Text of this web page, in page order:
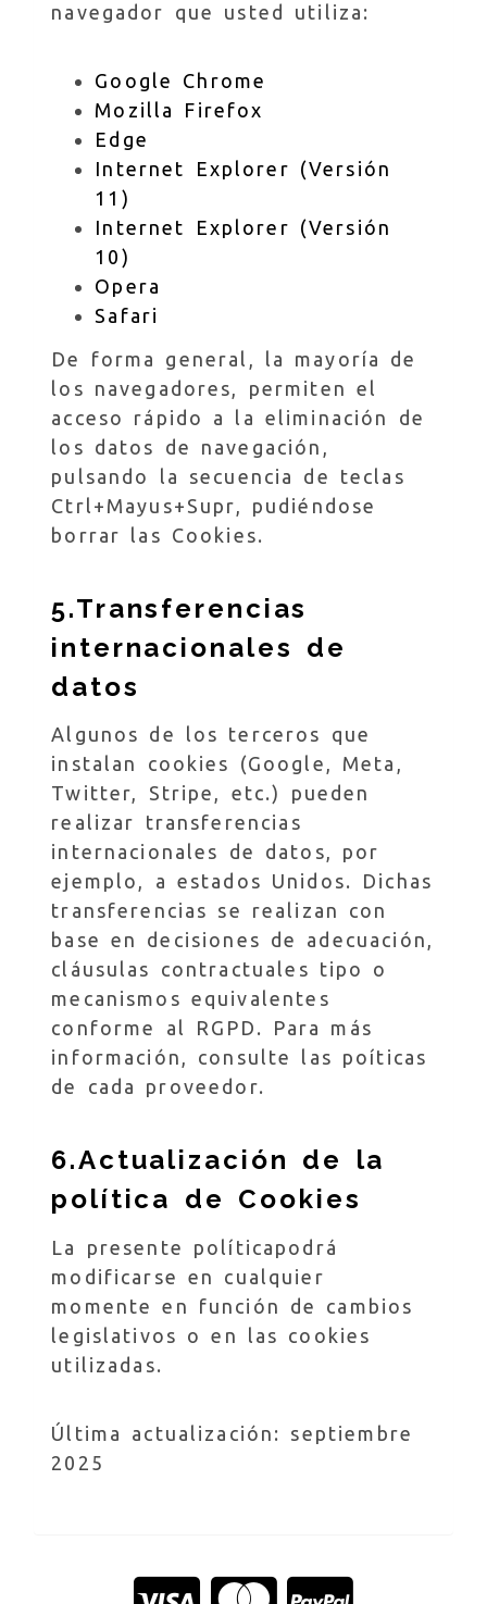
navegador que usted utiliza:
Google Chrome
Mozilla Firefox
Edge
Internet Explorer (Versión
11)
Internet Explorer (Versión
10)
Opera
Safari
De forma general, la mayoría de
los navegadores, permiten el
acceso rápido a la eliminación de
los datos de navegación,
pulsando la secuencia de teclas
Ctrl+Mayus+Supr, pudiéndose
borrar las Cookies.
5.Transferencias
internacionales de
datos
Algunos de los terceros que
instalan cookies (Google, Meta,
Twitter, Stripe, etc.) pueden
realizar transferencias
internacionales de datos, por
ejemplo, a estados Unidos. Dichas
transferencias se realizan con
base en decisiones de adecuación,
cláusulas contractuales tipo o
mecanismos equivalentes
conforme al RGPD. Para más
información, consulte las poíticas
de cada proveedor.
6.Actualización de la
política de Cookies
La presente políticapodrá
modificarse en cualquier
momente en función de cambios
legislativos o en las cookies
utilizadas.
Última actualización: septiembre
2025